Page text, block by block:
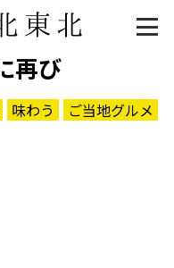
再び
味わう ご当地グルメ